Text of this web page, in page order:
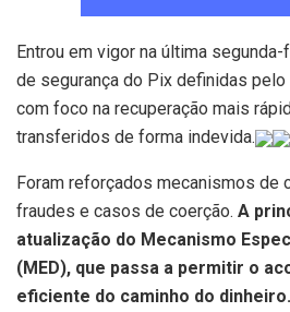
Entrou em vigor na última
de segurança do Pix definidas pelo
com foco na recuperação mais
transferidos de forma indevida.
Foram reforçados mecanismos de
fraudes e casos de coerção. A
atualização do Mecanismo
(MED), que passa a permitir o
eficiente do caminho do dinheiro.